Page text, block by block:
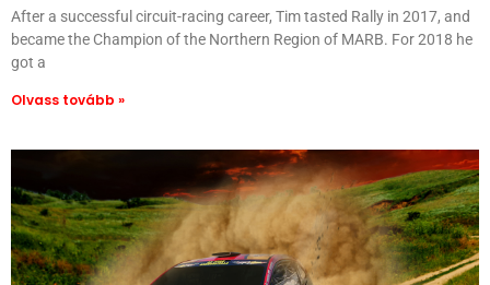
After a successful circuit-racing career, Tim tasted Rally in 2017, and
became the Champion of the Northern Region of MARB. For 2018 he
got a
Olvass tovább »